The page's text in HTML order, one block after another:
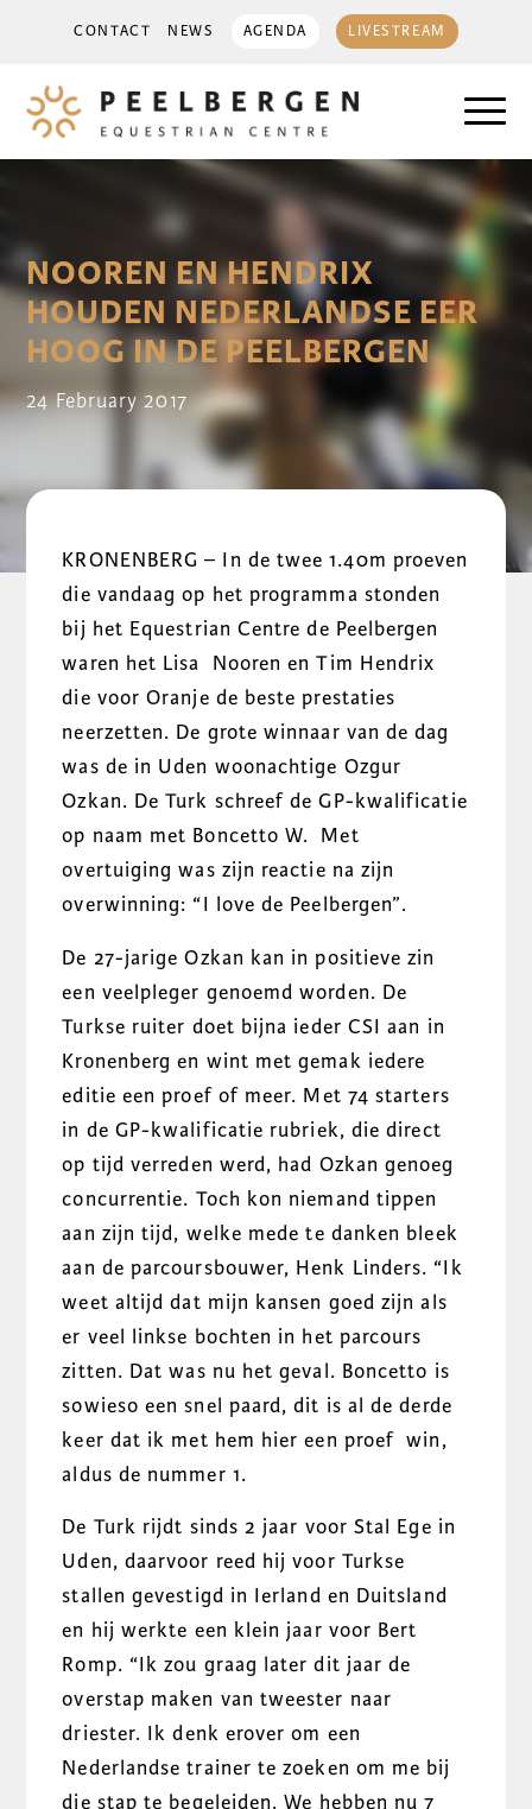
CONTACT NEWS AGENDA LIVESTREAM
NOOREN EN HENDRIX
HOUDEN NEDERLANDSE EER
HOOG IN DE PEELBERGEN
24 February 2017
KRONENBERG – In de twee 1.40m proeven
die vandaag op het programma stonden
bij het Equestrian Centre de Peelbergen
waren het Lisa Nooren en Tim Hendrix
die voor Oranje de beste prestaties
neerzetten. De grote winnaar van de dag
was de in Uden woonachtige Ozgur
Ozkan. De Turk schreef de GP-kwalificatie
op naam met Boncetto W. Met
overtuiging was zijn reactie na zijn
overwinning: “I love de Peelbergen”.
De 27-jarige Ozkan kan in positieve zin
een veelpleger genoemd worden. De
Turkse ruiter doet bijna ieder CSI aan in
Kronenberg en wint met gemak iedere
editie een proef of meer. Met 74 starters
in de GP-kwalificatie rubriek, die direct
op tijd verreden werd, had Ozkan genoeg
concurrentie. Toch kon niemand tippen
aan zijn tijd, welke mede te danken bleek
aan de parcoursbouwer, Henk Linders. “Ik
weet altijd dat mijn kansen goed zijn als
er veel linkse bochten in het parcours
zitten. Dat was nu het geval. Boncetto is
sowieso een snel paard, dit is al de derde
keer dat ik met hem hier een proef win,
aldus de nummer 1.
De Turk rijdt sinds 2 jaar voor Stal Ege in
Uden, daarvoor reed hij voor Turkse
stallen gevestigd in Ierland en Duitsland
en hij werkte een klein jaar voor Bert
Romp. “Ik zou graag later dit jaar de
overstap maken van tweester naar
driester. Ik denk erover om een
Nederlandse trainer te zoeken om me bij
die stap te begeleiden. We hebben nu 7